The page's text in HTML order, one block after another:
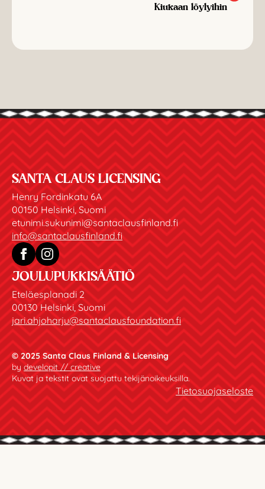
Kiukaan löylyihin
SANTA CLAUS LICENSING
Henry Fordinkatu 6A
00150 Helsinki, Suomi
etunimi.sukunimi@santaclausfinland.fi
info@santaclausfinland.fi
JOULUPUKKISÄÄTIÖ
Eteläesplanadi 2
00130 Helsinki, Suomi
jari.ahjoharju@santaclausfoundation.fi
© 2025 Santa Claus Finland & Licensing
by developit // creative
Kuvat ja tekstit ovat suojattu tekijänoikeuksilla.
Tietosuojaseloste